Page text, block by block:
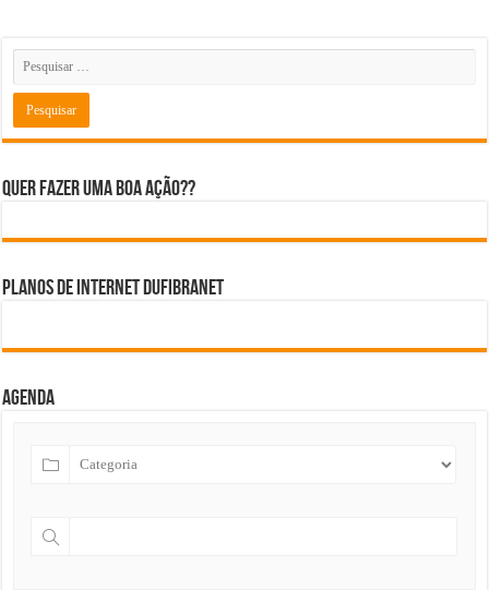
Quer fazer uma boa ação??
Planos de internet DUFIBRANET
Agenda